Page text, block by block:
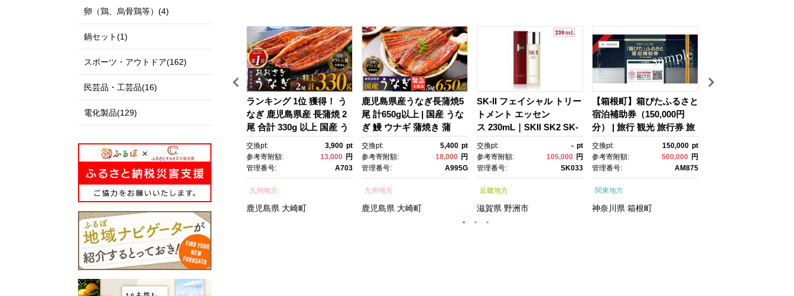
があり、豊かな自然に囲ま
この豊かな自然環境を生か
きょう、長芋などさまざま
ン」の作者である青山剛昌
が施されたコナン駅（JR由
良駅）や青山氏の思い出の
所蔵物や作品が展示された
青山剛昌ふるさと館をはじ
め、駅から青山剛昌ふるさ
と館までの約1.4kmを「コナ
ン通り」と名付け、キャラ
クターのブロンズ像やカラ
ーオブジェが点在するなど
「名探偵コナンに会えるま
ち」づくりを進めていま
です。
「元気な出雲、活力のある
誇れる都市づくり、愛着と
展開しています。
を願う郷土出身の方々や、
く寄附を募っています。
いただいたご寄附は「日本
の心のふるさと出雲応援基
金」に積み立て、次年度以
降に、指定された使途に基
づき、出雲の観光や産業、
福祉、教育、環境など幅広
い分野の事業に活用させて
いただきます。
このふるさと寄附をきっか
けに、全国のみなさまとた
くさんのご縁を結びたいと
うなぎ 鹿児島県産 長蒲
焼 4尾 合計 660g 以上 国
産 うなぎ 鰻 ウナギ 蒲焼
介 魚貝 海鮮 うな重 ひつ
まぶし 蒲焼 訳あり ギフ
ト 人気 おすすめ 鹿児島
県 大崎町 大隅半島 鰻 う
なぎ ウナギ 鰻 人気 ウナ
ギ うなぎ おすすめ ランキ
ング うなぎ おいし
い unagi うなぎ 【うなぎ
ぎ unagi 鰻 ウナギ うなぎ
6,600 pt
22,000 円
A702-NT
【テーラー神谷】 オーダ
ー洋服御誂え券
交換pt:
参考寄附額:
管理番号:
中部地方
ランキング 1位 獲得！ う
なぎ 鹿児島県産 長蒲焼 2
尾 合計 330g 以上 国産 う
なぎ 鰻 ウナギ 蒲焼き 蒲
焼 かばやき 魚 魚介 魚
貝 海鮮 うな重 ひつまぶ
気 おすすめ 鹿児島県 大崎
町 大隅半島 A703
交換pt: 3,900 pt
参考寄附額:
13,000 円
管理番号:
A703
九州地方
鹿児島県 大崎町
鹿児島県産うなぎ長蒲焼5
尾 計650g以上 | 国産 うな
ぎ 鰻 ウナギ 蒲焼き 蒲
焼 かばやき unagi うなぎ
蒲焼 土用丑の日 土用の丑
の日 丑の日 魚 魚介 魚
り ギフト 人気 おすす
め 鹿児島県 大崎町 大隅半
交換pt: 5,400 pt
参考寄附額:
18,000 円
管理番号:
A995G
九州地方
鹿児島県 大崎町
SK-II フェイシャル トリー
トメント エッセン
ス 230mL｜SKII SK2 SK-
2 SK エスケーツー エスケ
ーツ エスケｰ ピテラ スキ
ンケア 化粧品 ｺｽﾒ フェイ
センス フェイシャルトリ
ートメント トリートメン
交換pt: - pt
参考寄附額:
105,000 円
管理番号:
SK033
近畿地方
滋賀県 野洲市
【箱根町】箱ぴたふるさと
宿泊補助券（150,000円
分） | 旅行 観光 旅行券 旅
行クーポン クーポン 箱根
町ふるさと納税 神奈川県
ふるさと納税 神奈川県 箱
交換pt: 150,000 pt
参考寄附額:
500,000 円
管理番号:
AM875
関東地方
神奈川県 箱根町
卵（鶏、烏骨鶏等）(4)
鍋セット(1)
スポーツ・アウトドア(162)
民芸品・工芸品(16)
電化製品(129)